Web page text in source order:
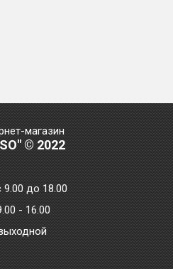
магазин
© 2022
9.00 до 18.00
- 16.00